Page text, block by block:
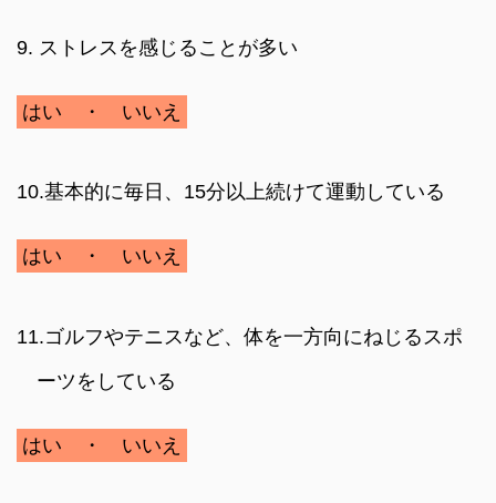
9. ストレスを感じることが多い
はい ・ いいえ
10.基本的に毎日、15分以上続けて運動している
はい ・ いいえ
11.ゴルフやテニスなど、体を一方向にねじるスポ
ーツをしている
はい ・ いいえ